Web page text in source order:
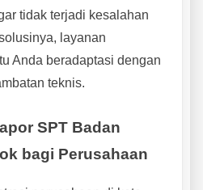
tidak terjadi kesalahan
layanan
Anda beradaptasi dengan
teknis.
SPT Badan
bagi Perusahaan